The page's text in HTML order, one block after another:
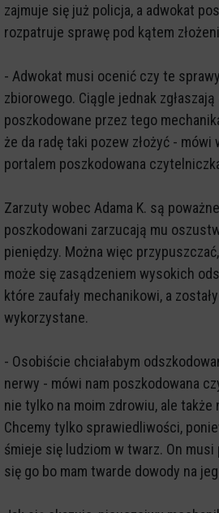
zajmuje się już policja, a adwokat
rozpatruje sprawę pod kątem
- Adwokat musi ocenić czy te
zbiorowego. Ciągle jednak
poszkodowane przez tego
że da radę taki pozew złożyć -
portalem poszkodowana
Zarzuty wobec Adama K. są
poszkodowani zarzucają mu
pieniędzy. Można więc
może się zasądzeniem wysokich
które zaufały mechanikowi, a
wykorzystane.
- Osobiście chciałabym
nerwy - mówi nam poszkodowana
nie tylko na moim zdrowiu, ale także
Chcemy tylko sprawiedliwości,
śmieje się ludziom w twarz. On musi
się go bo mam twarde dowody na